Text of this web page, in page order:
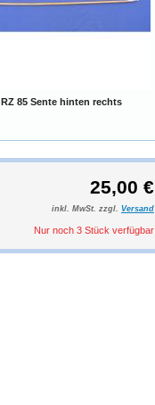
25,00 €
inkl. MwSt. zzgl. Versand
Nur noch 3 Stück verfügbar
RZ 85 Sente hinten rechts